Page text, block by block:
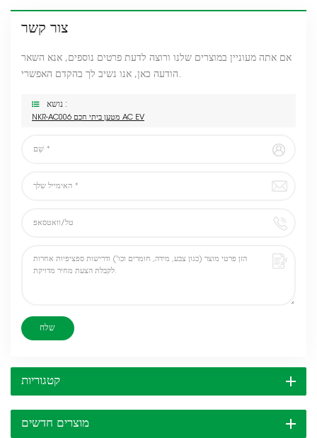
צור קשר
אם אתה מעוניין במוצרים שלנו ורוצה לדעת פרטים נוספים, אנא השאר
הודעה כאן, אנו נשיב לך בהקדם האפשרי.
נושא :
NKR-AC006 מטען ביתי חכם AC EV
שלח
קטגוריות
מוצרים חדשים